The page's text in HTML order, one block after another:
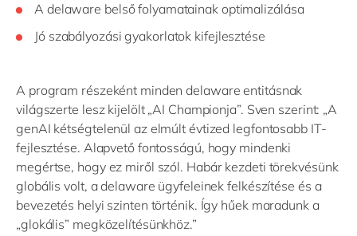
A delaware belső folyamatainak optimalizálása
Jó szabályozási gyakorlatok kifejlesztése
A program részeként minden delaware entitásnak
világszerte lesz kijelölt „AI Championja”. Sven szerint: „A
genAI kétségtelenül az elmúlt évtized legfontosabb IT-
fejlesztése. Alapvető fontosságú, hogy mindenki
megértse, hogy ez miről szól. Habár kezdeti törekvésünk
globális volt, a delaware ügyfeleinek felkészítése és a
bevezetés helyi szinten történik. Így hűek maradunk a
„glokális” megközelítésünkhöz.”